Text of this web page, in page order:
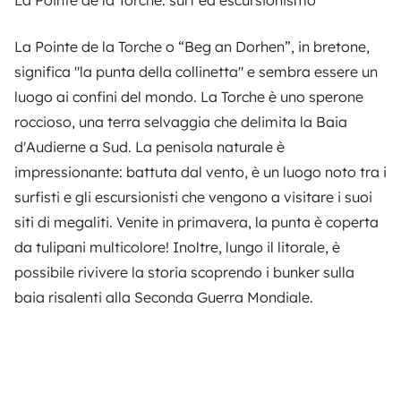
La Pointe de la Torche o “Beg an Dorhen”, in bretone,
significa "la punta della collinetta" e sembra essere un
luogo ai confini del mondo. La Torche è uno sperone
roccioso, una terra selvaggia che delimita la Baia
d'Audierne a Sud. La penisola naturale è
impressionante: battuta dal vento, è un luogo noto tra i
surfisti e gli escursionisti che vengono a visitare i suoi
siti di megaliti. Venite in primavera, la punta è coperta
da tulipani multicolore! Inoltre, lungo il litorale, è
possibile rivivere la storia scoprendo i bunker sulla
baia risalenti alla Seconda Guerra Mondiale.